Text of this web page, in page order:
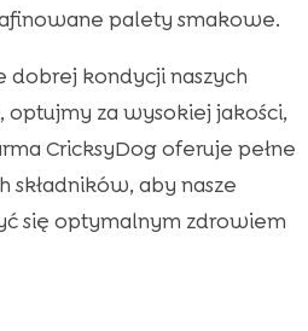
palety smakowe.
dobrej kondycji naszych
za wysokiej jakości,
CricksyDog oferuje pełne
aby nasze
się optymalnym zdrowiem